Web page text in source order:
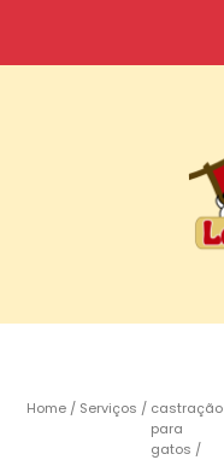
Home Serviços
castração
para
gatos